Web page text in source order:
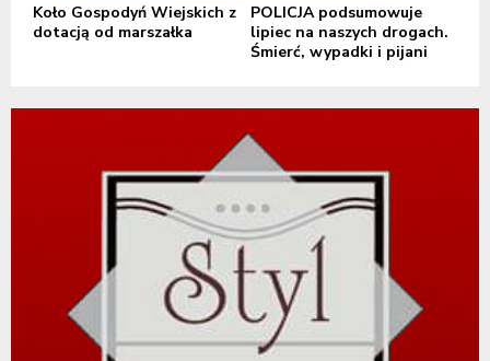
Koło Gospodyń Wiejskich z
dotacją od marszałka
POLICJA podsumowuje
lipiec na naszych drogach.
Śmierć, wypadki i pijani